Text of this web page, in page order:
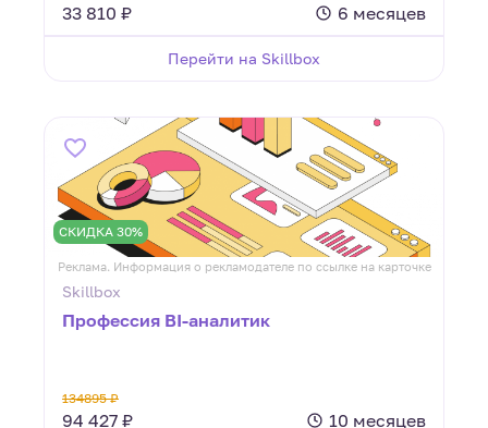
33 810 ₽ 6 месяцев
Перейти на Skillbox
СКИДКА 30%
Реклама. Информация о рекламодателе по ссылке на карточке
Skillbox
Профессия BI-аналитик
134895 ₽
94 427 ₽ 10 месяцев